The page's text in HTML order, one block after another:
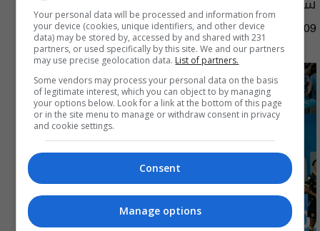
12:52 | 2026-08-09
Your personal data will be processed and information from
your device (cookies, unique identifiers, and other device
data) may be stored by, accessed by and shared with 231
partners, or used specifically by this site. We and our partners
may use precise geolocation data. List of partners.
Some vendors may process your personal data on the basis
of legitimate interest, which you can object to by managing
your options below. Look for a link at the bottom of this page
or in the site menu to manage or withdraw consent in privacy
and cookie settings.
Consent
Manage options